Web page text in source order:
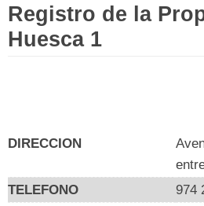
Registro de la
Huesca 1
DIRECCION
TELEFONO
974